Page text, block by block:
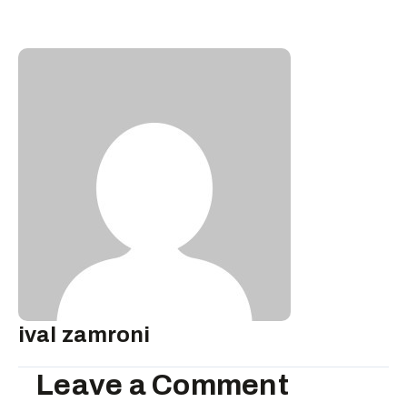
ival zamroni
Leave a Comment